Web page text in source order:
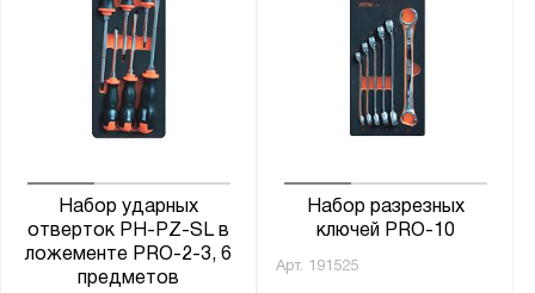
Набор ударных
отверток PH-PZ-SL в
ложементе PRO-2-3, 6
предметов
Набор разрезных
ключей PRO-10
Арт. 191525